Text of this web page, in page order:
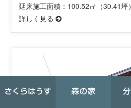
延床施工面積：100.52㎡（30.41坪）
詳しく見る